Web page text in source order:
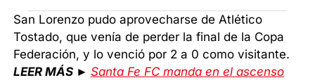
San Lorenzo pudo aprovecharse de Atlético
Tostado, que venía de perder la final de la Copa
Federación, y lo venció por 2 a 0 como visitante.
LEER MÁS ►Santa Fe FC manda en el ascenso